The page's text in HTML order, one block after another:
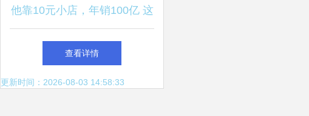
他靠10元小店，年销100亿 这
才是商业模式的秘密
查看详情
更新时间：2026-08-03 14:58:33